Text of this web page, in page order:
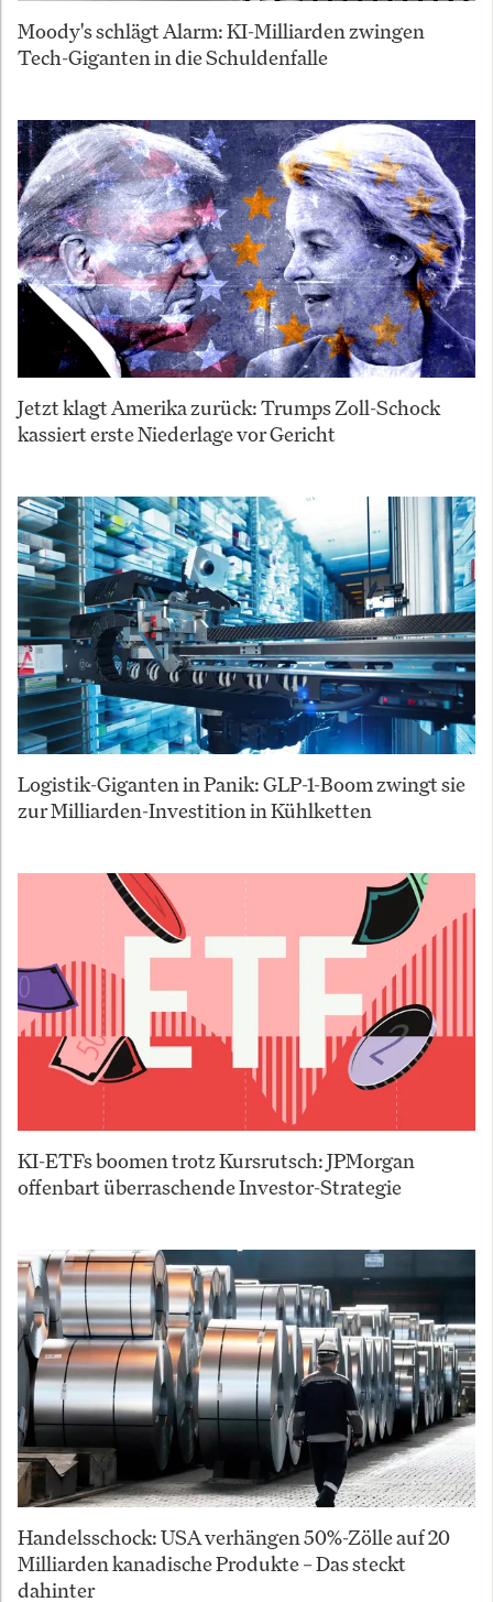
Moody's schlägt Alarm: KI-Milliarden zwingen
Tech-Giganten in die Schuldenfalle
Jetzt klagt Amerika zurück: Trumps Zoll-Schock
kassiert erste Niederlage vor Gericht
Logistik-Giganten in Panik: GLP-1-Boom zwingt sie
zur Milliarden-Investition in Kühlketten
KI-ETFs boomen trotz Kursrutsch: JPMorgan
offenbart überraschende Investor-Strategie
Handelsschock: USA verhängen 50%-Zölle auf 20
Milliarden kanadische Produkte – Das steckt
dahinter